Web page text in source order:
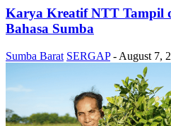
Karya Kreatif NTT Tampil
Bahasa Sumba
Sumba Barat SERGAP - August 7,